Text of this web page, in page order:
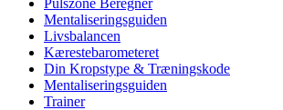
Pulszone Beregner
Mentaliseringsguiden
Livsbalancen
Kærestebarometeret
Din Kropstype & Træningskode
Mentaliseringsguiden
Trainer